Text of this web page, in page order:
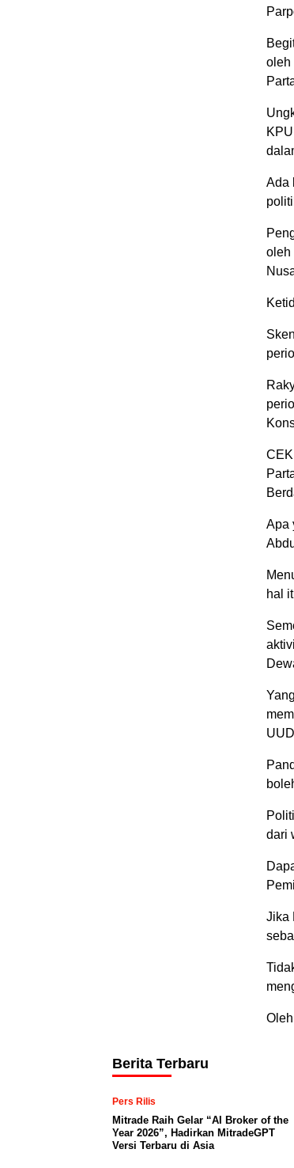
oleh
Ada
oleh
Apa
hal
dari
Jika
Berita Terbaru
Pers Rilis
Mitrade Raih Gelar “AI Broker of the
Year 2026”, Hadirkan MitradeGPT
Versi Terbaru di Asia